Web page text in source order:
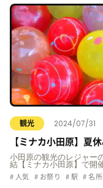
観光 2024/07/31
【ミナカ小田原】夏
小田原の観光のレジャー
結【ミナカ小田原】で開
人気 お祭り 駅 名所